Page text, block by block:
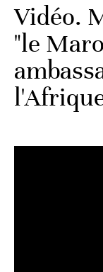
Vidéo.
"le